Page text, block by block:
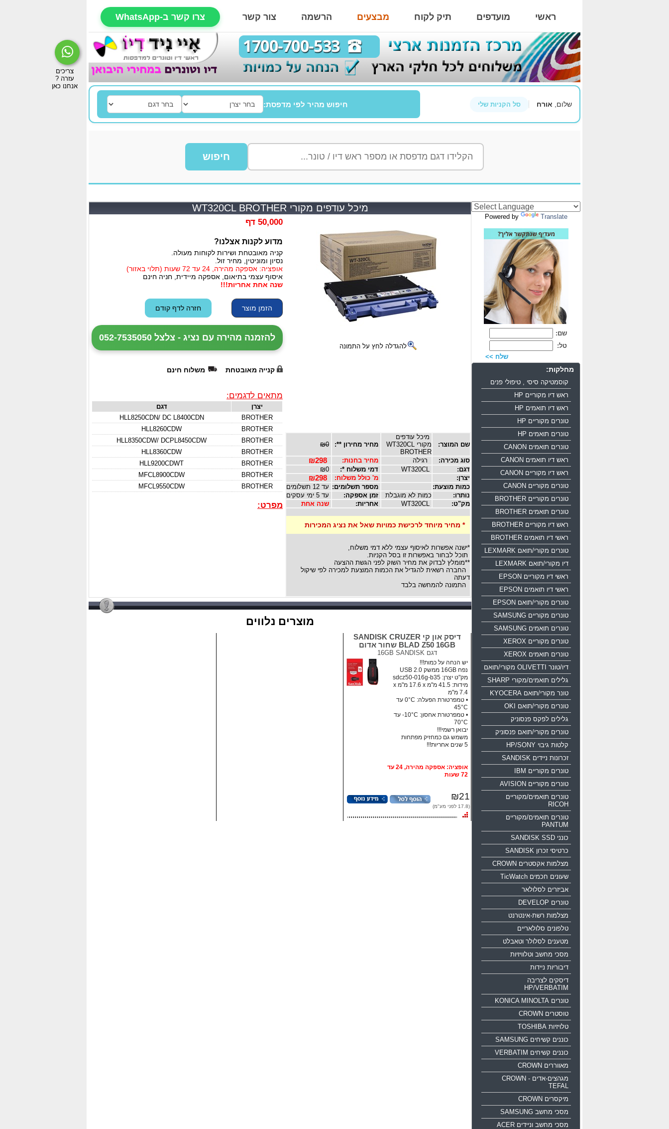
ראשי מועדפים תיק לקוח מבצעים הרשמה צור קשר צרו קשר ב-WhatsApp
שלום, אורח סל הקניות שלי חיפוש מהיר לפי מדפסת:
חיפוש
מיכל עודפים מקורי WT320CL BROTHER
להגדלה לחץ על התמונה
שם המוצר:
מיכל עודפים
מקורי WT320CL
BROTHER
מחיר מחירון **: ₪0
סוג מכירה: רגילה מחיר בחנות:
דגם: דמי משלוח *:
יצרן:
מ' כולל משלוח:
כמות מוצעת: מספר תשלומים: עד 12 תשלומים
נותרו:
כמות לא מוגבלת זמן אספקה:
עד 5 ימי עסקים
מק"ט:
אחריות: שנה אחת
* מחיר מיוחד לרכישת כמויות שאל את נציג המכירות
*ישנה אפשרות לאיסוף עצמי ללא דמי משלוח,
תוכל לבחור באפשרות זו בסל הקניות.
**מומלץ לבדוק את מחיר השוק לפני הגשת ההצעה
החברה רשאית להגדיל את הכמות המוצעת למכירה לפי שיקול
דעתה
התמונה להמחשה בלבד
50,000 דף
מדוע לקנות אצלנו?
קניה מאובטחת ושירות לקוחות מעולה.
נסיון ומוניטין, מחיר זול.
אופציה: אספקה מהירה, 24 עד 72 שעות (תלוי באזור)
איסוף עצמי בתיאום, אספקה מיידית, חניה חינם
שנה אחת אחריות!!!
להזמנה מהירה עם נציג - צלצל 052-7535050
קנייה מאובטחת משלוח חינם
מתאים לדגמים:
יצרן
דגם
BROTHER
HLL8250CDN/ DC L8400CDN
BROTHER
HLL8260CDW
BROTHER
HLL8350CDW/ DCPL8450CDW
BROTHER
HLL8360CDW
BROTHER
HLL9200CDWT
BROTHER
MFCL8900CDW
BROTHER
MFCL9550CDW
מפרט:
מוצרים נלווים
דיסק און קי SANDISK CRUZER
BLAD Z50 16GB שחור אדום
דגם 16GB SANDISK
יש הנחה על כמות!!!
נפח 16GB ממשק USB 2.0
מק"ט יצרן: sdcz50-016g-b35
מידות: ‏41.5 מ"מ x ‏17.6 מ"מ x
• טמפרטורת הפעלה: ‏0°C עד
45°C
• טמפרטורת אחסון:‏ 10°C- עד
70°C
יבואן רשמי!!!
משמש גם כמחזיק מפתחות
5 שנים אחריות!!!
אופציה: אספקה מהירה, 24 עד
72 שעות
₪21
(17.8 לפני מע"מ)
Powered by Translate
שם:
טל:
שלח >>
מחלקות:
קוסמטיקה סיסי , טיפולי פנים
ראש דיו מקוריים HP
ראש דיו תואמים HP
טונרים מקוריים HP
טונרים תואמים HP
טונרים תואמים CANON
ראש דיו תואמים CANON
ראש דיו מקוריים CANON
טונרים מקוריים CANON
טונרים מקוריים BROTHER
טונרים תואמים BROTHER
ראש דיו מקוריים BROTHER
ראשי דיו תואמים BROTHER
טונרים מקורי/תואם LEXMARK
דיו מקורי/תואם LEXMARK
ראשי דיו מקוריים EPSON
ראשי דיו תואמים EPSON
טונרים מקורי/תואם EPSON
טונרים מקוריים SAMSUNG
טונרים תואמים SAMSUNG
טונרים מקוריים XEROX
טונרים תואמים XEROX
דיו/טונר OLIVETTI מקורי/תואם
גלילים תואמים/מקורי SHARP
טונר מקורי/תואם KYOCERA
טונרים מקורי/תואם OKI
גלילים לפקס פנסוניק
טונרים מקורי/תואם פנסוניק
קלטות גיבוי HP/SONY
זכרונות ניידים SANDISK
טונרים מקוריים IBM
טונרים מקוריים AVISION
טונרים תואמים/מקוריים
RICOH
טונרים תואמים/מקוריים
PANTUM
כונני SANDISK SSD
כרטיסי זכרון SANDISK
מצלמות אקסטרים CROWN
שעונים חכמים TicWatch
אביזרים לסלולאר
טונרים DEVELOP
מצלמות רשת-אינטרנט
טלפונים סלולאריים
מטענים לסלולר וטאבלט
מסכי מחשב וטלוויזיות
דיבוריות ניידות
דיסקים לצריבה
HP/VERBATIM
טונרים KONICA MINOLTA
טוסטרים CROWN
טלויזיות TOSHIBA
כוננים קשיחים SAMSUNG
כוננים קשיחים VERBATIM
מאווררים CROWN
מגהצים-אדים CROWN -
TEFAL
מיקסרים CROWN
מסכי מחשב SAMSUNG
מסכי מחשב וניידים ACER